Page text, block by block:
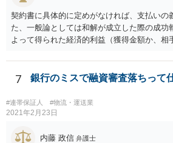
契約書に具体的に定めがなければ、支払いの
た、一般論としては和解が成立した際の成功
よって得られた経済的利益（獲得金額か、相
的な事件の内容や状況によって様々別の処理
決での解決ではなく、和解での解決だから
はあまり一般的ではないように思います（
ても経済的利益に応じた成功報酬とする場合
す）。 いずれにしても具体的な契約書の内
尋ねいただくことです、次点は、公開相談で
7 銀行のミスで融資審査落ちって
#連帯保証人 #物流・運送業
2021年2月23日
内藤 政信 弁護士